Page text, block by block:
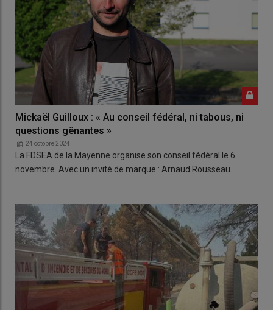
Mickaël Guilloux : « Au conseil fédéral, ni tabous, ni
questions gênantes »
24 octobre 2024
La FDSEA de la Mayenne organise son conseil fédéral le 6
novembre. Avec un invité de marque : Arnaud Rousseau…